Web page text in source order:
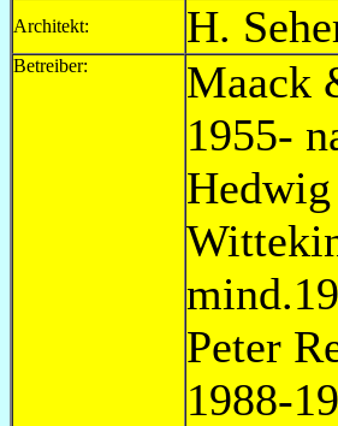
Architekt: H.
Betreiber:
1955-
1988-